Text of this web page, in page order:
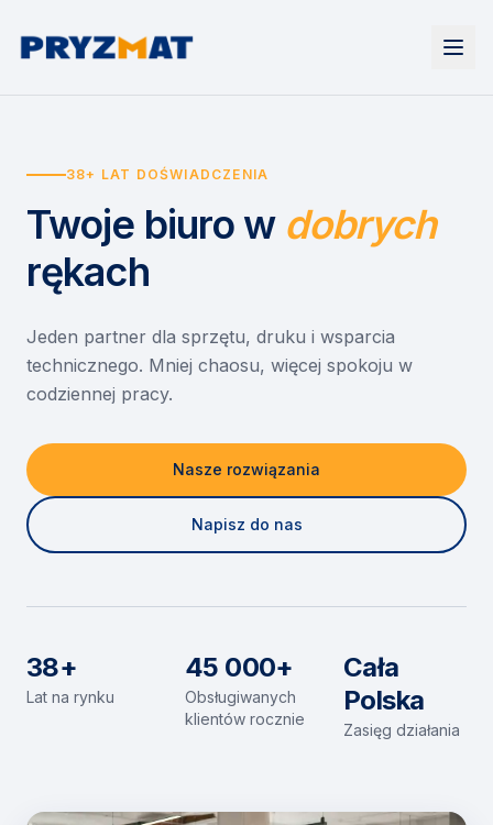
Urządzenia
Drukarki i urządzenia wielofunkcyjne
Etykiety i identyfikacja
Skanery i obieg dokumentów
Monitory interaktywne
Niszczarki dokumentów
Wynajem drukarek
Wynajem urządzeń biurowych
Asystent druku
EZD RP
Misja szkoła
Serwis
O nas
Kontakt
38+ LAT DOŚWIADCZENIA
Twoje biuro w dobrych
rękach
Jeden partner dla sprzętu, druku i wsparcia
technicznego. Mniej chaosu, więcej spokoju w
codziennej pracy.
Nasze rozwiązania
Napisz do nas
38+
Lat na rynku
45 000+
Obsługiwanych
klientów rocznie
Cała
Polska
Zasięg działania